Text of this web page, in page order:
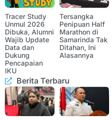
Tracer Study
Unmul 2026
Dibuka, Alumni
Wajib Update
Data dan
Dukung
Pencapaian
IKU
Tersangka
Penipuan Half
Marathon di
Samarinda Tak
Ditahan, Ini
Alasannya
Berita Terbaru